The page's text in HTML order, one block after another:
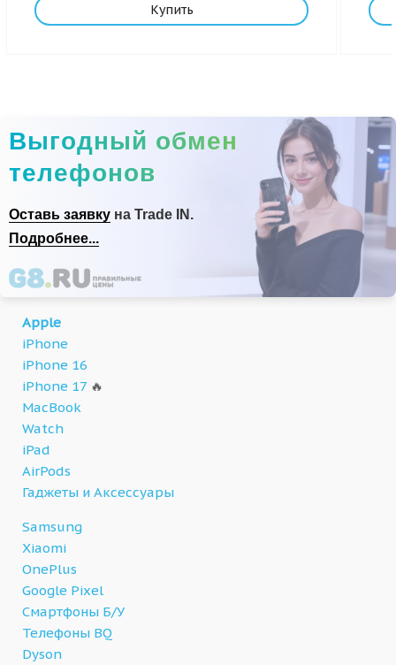
Купить
Выгодный обмен
телефонов
Оставь заявку на Trade IN.
Подробнее...
Apple
iPhone
iPhone 16
iPhone 17 🔥
MacBook
Watch
iPad
AirPods
Гаджеты и Аксессуары
Samsung
Xiaomi
OnePlus
Google Pixel
Смартфоны Б/У
Телефоны BQ
Dyson